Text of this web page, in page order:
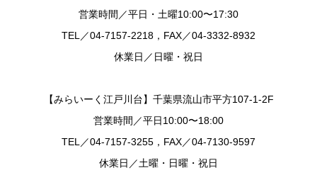
営業時間／平日・土曜10:00〜17:30
TEL／04-7157-2218，FAX／04-3332-8932
休業日／日曜・祝日
【みらいーく江戸川台】千葉県流山市平方107-1-2F
営業時間／平日10:00〜18:00
TEL／04-7157-3255，FAX／04-7130-9597
休業日／土曜・日曜・祝日